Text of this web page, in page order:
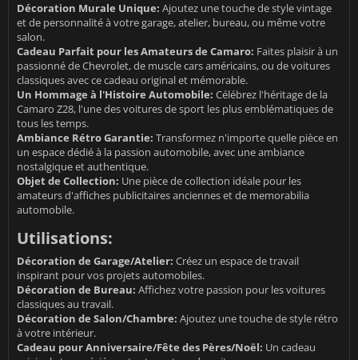
Décoration Murale Unique: Ajoutez une touche de style vintage
et de personnalité à votre garage, atelier, bureau, ou même votre
salon.
Cadeau Parfait pour les Amateurs de Camaro: Faites plaisir à un
passionné de Chevrolet, de muscle cars américains, ou de voitures
classiques avec ce cadeau original et mémorable.
Un Hommage à l'Histoire Automobile: Célébrez l'héritage de la
Camaro Z28, l'une des voitures de sport les plus emblématiques de
tous les temps.
Ambiance Rétro Garantie: Transformez n'importe quelle pièce en
un espace dédié à la passion automobile, avec une ambiance
nostalgique et authentique.
Objet de Collection: Une pièce de collection idéale pour les
amateurs d'affiches publicitaires anciennes et de memorabilia
automobile.
Utilisations:
Décoration de Garage/Atelier: Créez un espace de travail
inspirant pour vos projets automobiles.
Décoration de Bureau: Affichez votre passion pour les voitures
classiques au travail.
Décoration de Salon/Chambre: Ajoutez une touche de style rétro
à votre intérieur.
Cadeau pour Anniversaire/Fête des Pères/Noël: Un cadeau